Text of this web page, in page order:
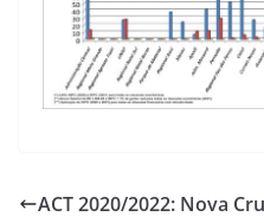
ACT 2020/2022: Nova